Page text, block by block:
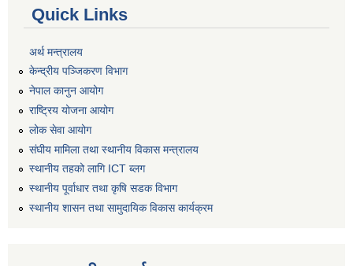
Quick Links
अर्थ मन्त्रालय
केन्द्रीय पञ्जिकरण विभाग
नेपाल कानुन आयोग
राष्ट्रिय योजना आयोग
लोक सेवा आयोग
संघीय मामिला तथा स्थानीय विकास मन्त्रालय
स्थानीय तहको लागि ICT ब्लग
स्थानीय पूर्वाधार तथा कृषि सडक विभाग
स्थानीय शासन तथा सामुदायिक विकास कार्यक्रम